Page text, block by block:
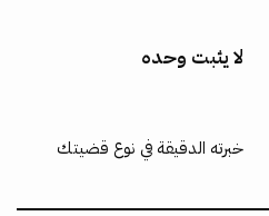
لا يثبت وحده
خبرته الدقيقة في نوع قضيتك